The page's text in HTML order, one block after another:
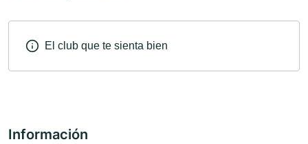
El club que te sienta bien
Información